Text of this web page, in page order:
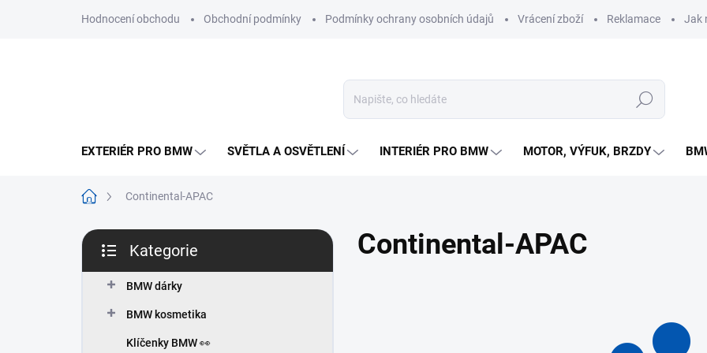
Hodnocení obchodu Obchodní podmínky Podmínky ochrany osobních údajů Vrácení zboží Reklamace Jak
Hledat
EXTERIÉR PRO BMW SVĚTLA A OSVĚTLENÍ INTERIÉR PRO BMW MOTOR, VÝFUK, BRZDY
Domů Continental-APAC
P
s
kategorie
Kategorie
BMW dárky
BMW kosmetika
Klíčenky BMW 👀
Continental-APAC